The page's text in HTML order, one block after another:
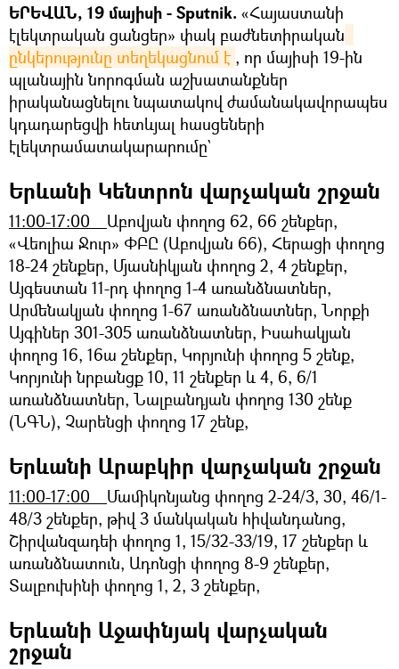
ԵՐԵՎԱՆ, 19 մայիսի - Sputnik. «Հայաստանի
էլեկտրական ցանցեր» փակ բաժնետիրական
ընկերությունը տեղեկացնում է , որ մայիսի 19-ին
պլանային նորոգման աշխատանքներ
իրականացնելու նպատակով ժամանակավորապես
կդադարեցվի հետևյալ հասցեների
էլեկտրամատակարարումը`
Երևանի Կենտրոն վարչական շրջան
11:00-17:00 Աբովյան փողոց 62, 66 շենքեր,
«Վեոլիա Ջուր» ՓԲԸ (Աբովյան 66), Հերացի փողոց
18-24 շենքեր, Մյասնիկյան փողոց 2, 4 շենքեր,
Այգեստան 11-րդ փողոց 1-4 առանձնատներ,
Արմենակյան փողոց 1-67 առանձնատներ, Նորքի
Այգիներ 301-305 առանձնատներ, Իսահակյան
փողոց 16, 16ա շենքեր, Կորյունի փողոց 5 շենք,
Կորյունի նրբանցք 10, 11 շենքեր և 4, 6, 6/1
առանձնատներ, Նալբանդյան փողոց 130 շենք
(ՆԳՆ), Չարենցի փողոց 17 շենք,
Երևանի Արաբկիր վարչական շրջան
11:00-17:00 Մամիկոնյանց փողոց 2-24/3, 30, 46/1-
48/3 շենքեր, թիվ 3 մանկական հիվանդանոց,
Շիրվանզադեի փողոց 1, 15/32-33/19, 17 շենքեր և
առանձնատուն, Ադոնցի փողոց 8-9 շենքեր,
Տալբուխինի փողոց 1, 2, 3 շենքեր,
Երևանի Աջափնյակ վարչական
շրջան